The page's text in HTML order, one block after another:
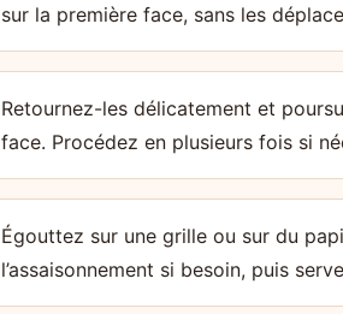
sur la première face, sans les
Retournez-les délicatement et
face. Procédez en plusieurs fois si
Égouttez sur une grille ou sur du
l’assaisonnement si besoin, puis